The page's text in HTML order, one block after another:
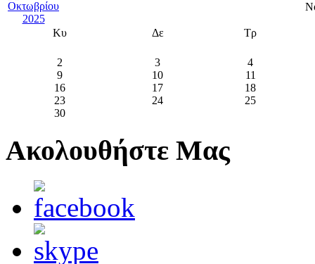
Κυ Δε Τρ
2 3
4
9
10
11
16
17
18
23
24
25
30
Ακολουθήστε Μας